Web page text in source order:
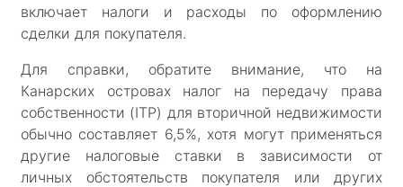
включает налоги и расходы по оформлению
сделки для покупателя.
Для справки, обратите внимание, что на
Канарских островах налог на передачу права
собственности (ITP) для вторичной недвижимости
обычно составляет 6,5%, хотя могут применяться
другие налоговые ставки в зависимости от
личных обстоятельств покупателя или других